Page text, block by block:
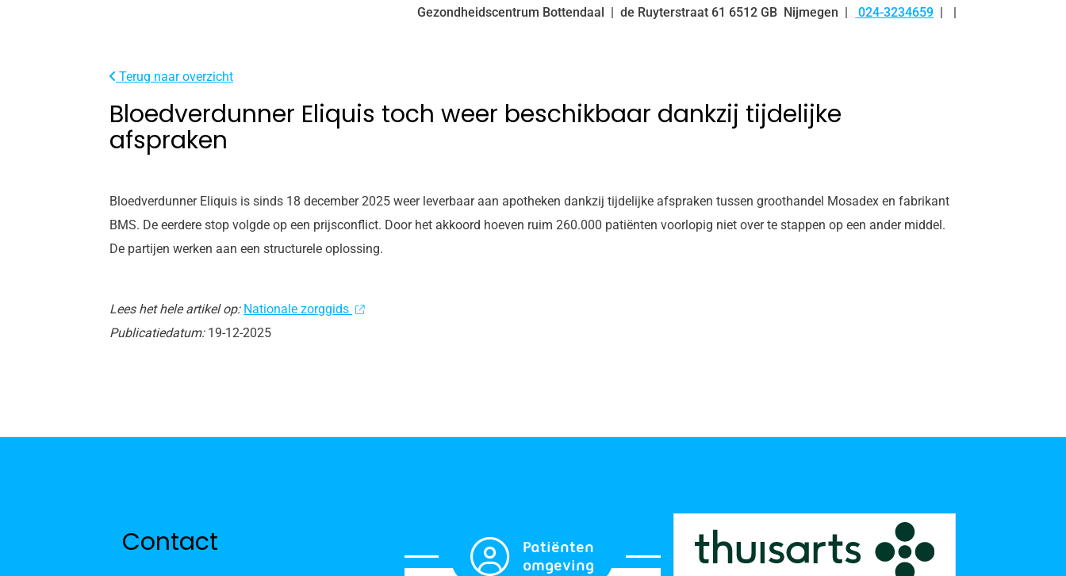
Gezondheidscentrum Bottendaal de Ruyterstraat 61 6512 GB Nijmegen Tel:
024-3234659
Terug naar overzicht
Bloedverdunner Eliquis toch weer beschikbaar dankzij tijdelijke
afspraken
Bloedverdunner Eliquis is sinds 18 december 2025 weer leverbaar aan apotheken dankzij tijdelijke afspraken tussen groothandel Mosadex en fabrikant
BMS. De eerdere stop volgde op een prijsconflict. Door het akkoord hoeven ruim 260.000 patiënten voorlopig niet over te stappen op een ander middel.
De partijen werken aan een structurele oplossing.
Lees het hele artikel op: Nationale zorggids
Publicatiedatum: 19-12-2025
Contact
Patiënten
omgeving